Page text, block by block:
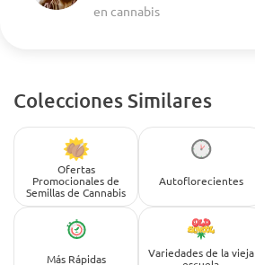
en cannabis
Colecciones Similares
Ofertas
Promocionales de
Semillas de Cannabis
Autoflorecientes
Más Rápidas
Variedades de la vieja